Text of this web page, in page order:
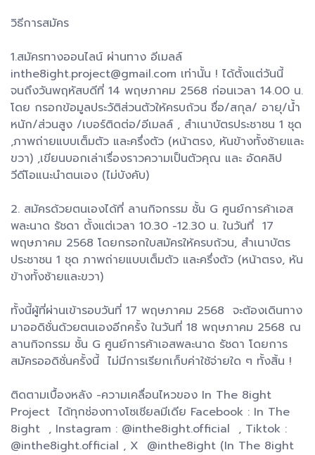
วิธีการสมัคร
1.สมัครทางออนไลน์ ผ่านทาง อีเมลล์
inthe8ight.project@gmail.com เท่านั้น ! ได้ตั้งแต่วันนี้
จนถึงวันพฤหัสบดีที่ 14 พฤษภาคม 2568 ก่อนเวลา 14.00 น.
โดย กรอกข้อมูลประวัติส่วนตัวให้ครบถ้วน ชื่อ/สกุล/ อายุ/น้ำ
หนัก/ส่วนสูง /เบอร์ติดต่อ/อีเมลล์ , สำเนาบัตรประชาชน 1 ชุด
,ภาพถ่ายแบบเต็มตัว และครึ่งตัว (หน้าตรง, หันข้างทั้งซ้ายและ
ขวา) ,เขียนบอกเล่าเรื่องราวความเป็นตัวคุณ และ อัดคลิป
วีดีโอแนะนำตนเอง (ไม่บังคับ)
2. สมัครด้วยตนเองได้ที่ ลานกิจกรรม ชั้น G ศูนย์การค้าเอส
พละนาด รัชดา ตั้งแต่เวลา 10.30 -12.30 น. ในวันที่ 17
พฤษภาคม 2568 โดยกรอกใบสมัครให้ครบถ้วน, สำเนาบัตร
ประชาชน 1 ชุด ภาพถ่ายแบบเต็มตัว และครึ่งตัว (หน้าตรง, หัน
ข้างทั้งซ้ายและขวา)
ทั้งนี้ผู้ที่ผ่านเข้ารอบวันที่ 17 พฤษภาคม 2568 จะต้องเดินทาง
มาออดิชั่นด้วยตนเองอีกครั้ง ในวันที่ 18 พฤษภาคม 2568 ณ
ลานกิจกรรม ชั้น G ศูนย์การค้าเอสพละนาด รัชดา โดยการ
สมัครออดิชั่นครั้งนี้ ไม่มีการเรียกเก็บค่าใช้จ่ายใด ๆ ทั้งสิ้น !
ติดตามเบื้องหลัง -ความเคลื่อนไหวของ In The 8ight
Project ได้ทุกช่องทางโซเชียลมีเดีย Facebook : In The
8ight , Instagram : @inthe8ight.official , Tiktok :
@inthe8ight.official , X @inthe8ight (In The 8ight